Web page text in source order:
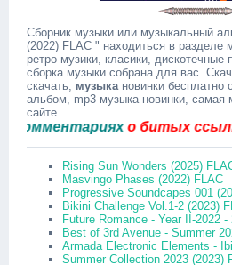
Сборник музыки или музыкальный
(2022) FLAC " находиться в разделе
ретро музики, класики, дискотечные
сборка музыки собрана для вас.
скачать, музыкановинки бесплатно
альбом, mp3 музыка новинки,
сайте
о битых ссылках,
Rising Sun Wonders (2025)
Masvingo Phases (2022) FLAC
Progressive Soundcapes 001
Bikini Challenge Vol.1-2 (2023)
Future Romance - Year II-2022
Best of 3rd Avenue - Summer
Armada Electronic Elements -
Summer Collection 2023 (2023)